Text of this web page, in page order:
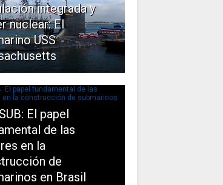
integrada y
nuclear: El
USS
El papel
de las
en la
de
en Brasil